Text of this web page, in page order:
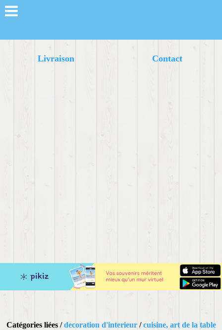
Livraison Contact
Catégories liées /decoration d'interieur/cuisine, art de la table